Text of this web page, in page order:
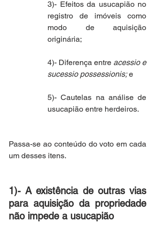
3)- Efeitos da usucapião no
registro de imóveis como
modo de aquisição
originária;
4)- Diferença entre acessio e
sucessio possessionis; e
5)- Cautelas na análise de
usucapião entre herdeiros.
Passa-se ao conteúdo do voto em cada
um desses itens.
1)- A existência de outras vias
para aquisição da propriedade
não impede a usucapião